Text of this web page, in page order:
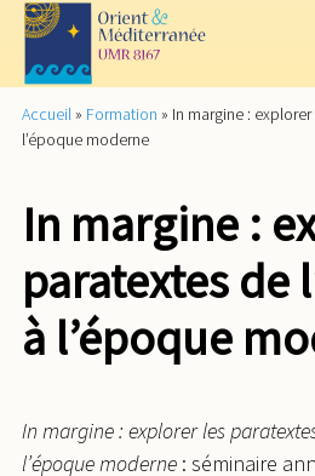
Accueil » Formation » In margine :
l’époque moderne
In margine :
paratextes de
à l’époque
In margine : explorer les
l’époque moderne : séminaire